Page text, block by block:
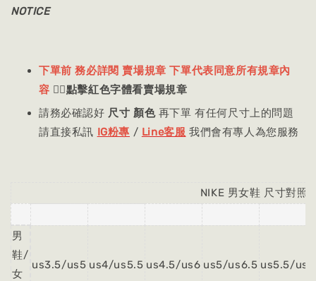
NOTICE
下單前 務必詳閱 賣場規章 下單代表同意所有規章內
容 👈🏻點擊紅色字體看賣場規章
請務必確認好 尺寸 顏色再下單 有任何尺寸上的問題
請直接私訊 IG粉專 / Line客服 我們會有專人為您服務
NIKE 男女鞋 尺寸對照
男
鞋/
女
us3.5/us5 us4/us5.5 us4.5/us6 us5/us6.5 us5.5/us7